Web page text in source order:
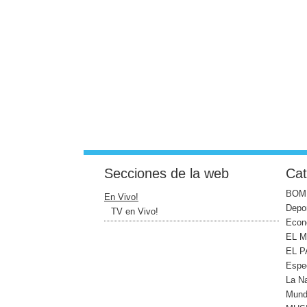
Secciones de la web
En Vivo!
TV en Vivo!
EL
EL
La